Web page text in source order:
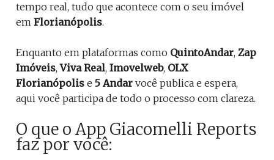
tempo real, tudo que acontece com o seu imóvel
em Florianópolis.
Enquanto em plataformas como QuintoAndar, Zap
Imóveis,Viva Real, Imovelweb, OLX
Florianópolis e 5 Andar você publica e espera,
aqui você participa de todo o processo com clareza.
O que o App Giacomelli Reports
faz por você: